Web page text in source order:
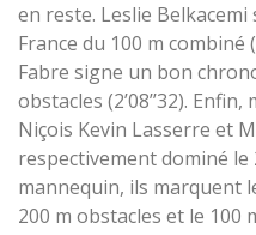
en reste. Leslie
France du 100 m combiné
Fabre signe un bon
obstacles (2’08’’32).
Niçois Kevin Lasserre et
respectivement dominé le
mannequin, ils marquent
200 m obstacles et le 100